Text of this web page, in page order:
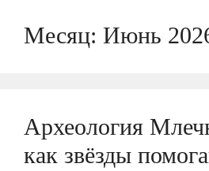
Месяц: Июнь
Археология
как звёзды